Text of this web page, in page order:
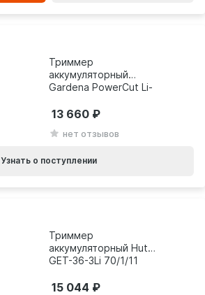
Триммер
аккумуляторный
Gardena PowerCut Li-
нет отзывов
13 660
Узнать о поступлении
Триммер
аккумуляторный Huter
GET-36-3Li 70/1/11
15 044